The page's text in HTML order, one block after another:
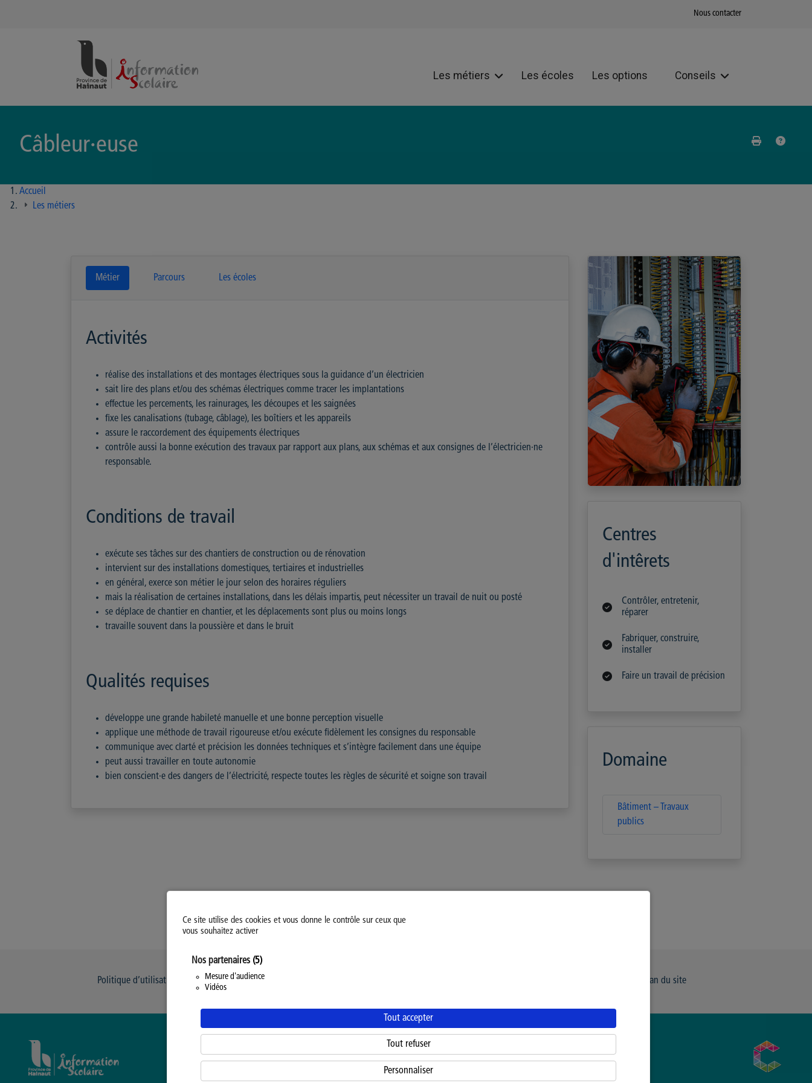
Ce site utilise des cookies et vous donne le contrôle sur ceux que
vous souhaitez activer
Nos partenaires (5)
Mesure d'audience
Vidéos
Tout accepter
Tout refuser
Personnaliser
Nous contacter
Les métiers Les écoles Les options Conseils
Câbleur·euse
Accueil
Les métiers
Métier Parcours Les écoles
Activités
réalise des installations et des montages électriques sous la guidance d’un électricien
sait lire des plans et/ou des schémas électriques comme tracer les implantations
effectue les percements, les rainurages, les découpes et les saignées
fixe les canalisations (tubage, câblage), les boîtiers et les appareils
assure le raccordement des équipements électriques
contrôle aussi la bonne exécution des travaux par rapport aux plans, aux schémas et aux consignes de l’électricien·ne
responsable.
Conditions de travail
exécute ses tâches sur des chantiers de construction ou de rénovation
intervient sur des installations domestiques, tertiaires et industrielles
en général, exerce son métier le jour selon des horaires réguliers
mais la réalisation de certaines installations, dans les délais impartis, peut nécessiter un travail de nuit ou posté
se déplace de chantier en chantier, et les déplacements sont plus ou moins longs
travaille souvent dans la poussière et dans le bruit
Qualités requises
développe une grande habileté manuelle et une bonne perception visuelle
applique une méthode de travail rigoureuse et/ou exécute fidèlement les consignes du responsable
communique avec clarté et précision les données techniques et s’intègre facilement dans une équipe
peut aussi travailler en toute autonomie
bien conscient·e des dangers de l’électricité, respecte toutes les règles de sécurité et soigne son travail
Centres
d'intêrets
Contrôler, entretenir,
réparer
Fabriquer, construire,
installer
Faire un travail de précision
Domaine
Bâtiment – Travaux
publics
Politique d’utilisation des Cookies Modifiez votre consentement Plan du site